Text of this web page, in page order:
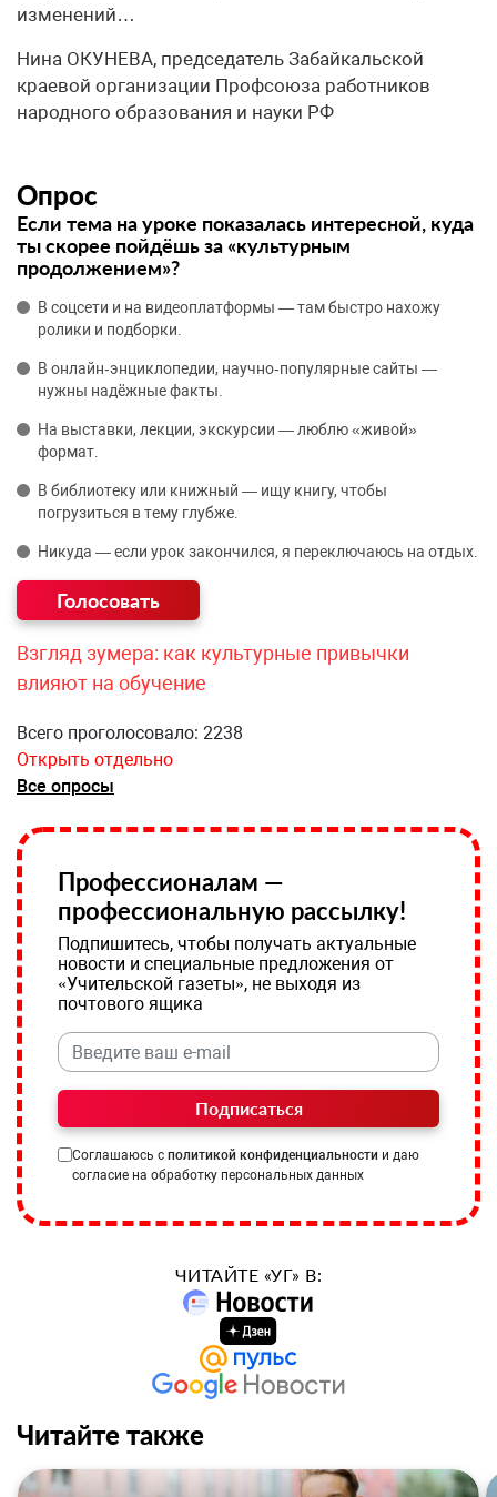
изменений…
Нина ОКУНЕВА, председатель Забайкальской
краевой организации Профсоюза работников
народного образования и науки РФ
Опрос
Если тема на уроке показалась интересной, куда
ты скорее пойдёшь за «культурным
продолжением»?
В соцсети и на видеоплатформы — там быстро нахожу
ролики и подборки.
В онлайн‑энциклопедии, научно‑популярные сайты —
нужны надёжные факты.
На выставки, лекции, экскурсии — люблю «живой»
формат.
В библиотеку или книжный — ищу книгу, чтобы
погрузиться в тему глубже.
Никуда — если урок закончился, я переключаюсь на отдых.
Взгляд зумера: как культурные привычки
влияют на обучение
Всего проголосовало: 2238
Открыть отдельно
Все опросы
Профессионалам —
профессиональную рассылку!
Подпишитесь, чтобы получать актуальные
новости и специальные предложения от
«Учительской газеты», не выходя из
почтового ящика
Подписаться
Соглашаюсь с политикой конфиденциальности и даю
согласие на обработку персональных данных
ЧИТАЙТЕ «УГ» В:
Читайте также